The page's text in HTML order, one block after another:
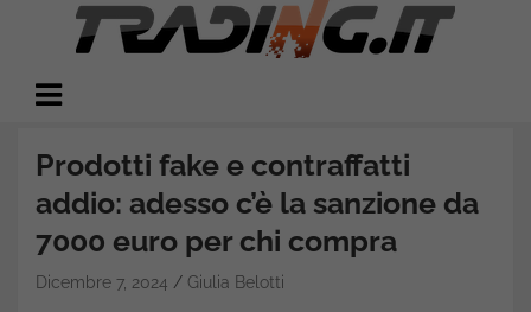
Trading.it
Prodotti fake e contraffatti
addio: adesso c’è la sanzione da
7000 euro per chi compra
Dicembre 7, 2024 Giulia Belotti